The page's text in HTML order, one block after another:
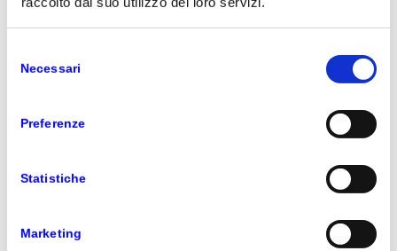
delNecessari
Preferenze
Statistiche
Marketing